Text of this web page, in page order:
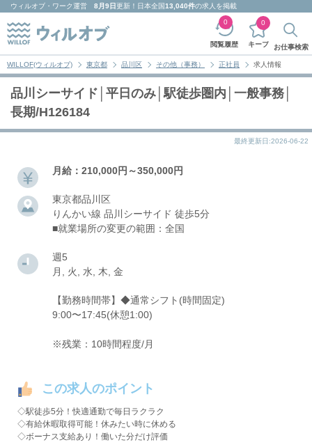
ウィルオブ・ワーク運営 8月9日更新！日本全国13,040件の求人を掲載
閲覧履歴
0
キープ
0
お仕事検索
WILLOF(ウィルオブ) 東京都 品川区 その他（事務） 正社員 求人情報
品川シーサイド│平日のみ│駅徒歩圏内│一般事務│
長期/H126184
最終更新日:2026-06-22
月給：210,000円～350,000円
東京都品川区
りんかい線 品川シーサイド 徒歩5分
■就業場所の変更の範囲：全国
週5
月, 火, 水, 木, 金
【勤務時間帯】◆通常シフト(時間固定)
9:00〜17:45(休憩1:00)
※残業：10時間程度/月
この求人のポイント
◇駅徒歩5分！快適通勤で毎日ラクラク
◇有給休暇取得可能！休みたい時に休める
◇ボーナス支給あり！働いた分だけ評価